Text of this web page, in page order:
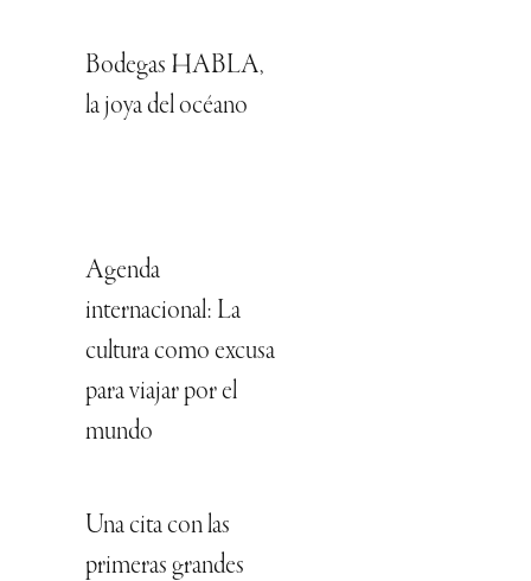
Bodegas HABLA,
la joya del océano
Agenda
internacional: La
cultura como excusa
para viajar por el
mundo
Una cita con las
primeras grandes